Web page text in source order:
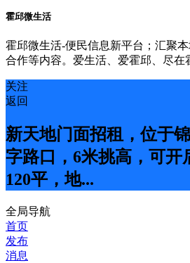
霍邱微生活
霍邱微生活-便民信息新平台；汇聚
合作等内容。爱生活、爱霍邱、尽在
关注
返回
新天地门面招租，位于
字路口，6米挑高，可开
120平，地...
全局导航
首页
发布
消息